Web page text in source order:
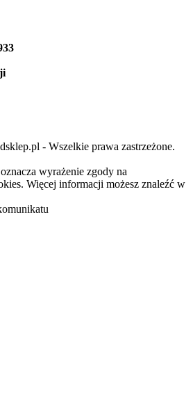
- Wszelkie prawa zastrzeżone.
wyrażenie zgody na
Więcej informacji możesz znaleźć w